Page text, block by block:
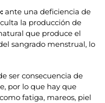
ante una deficiencia de
la producción de
que produce el
sangrado menstrual, lo
ser consecuencia de
por lo que hay que
fatiga, mareos, piel